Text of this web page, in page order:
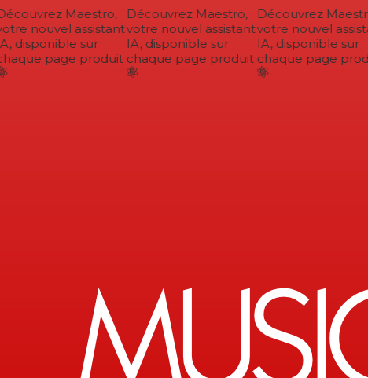
Maestro,
nouvel assistant
disponible sur
page produit
Découvrez Maestro,
votre nouvel assistant
IA, disponible sur
chaque page produit
Découvrez
votre nouvel
IA, disponible sur
chaque page